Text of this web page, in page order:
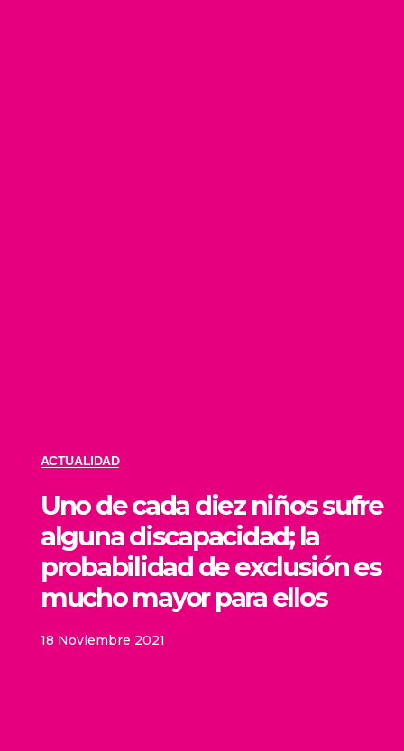
ACTUALIDAD
Uno de cada diez niños sufre
alguna discapacidad; la
probabilidad de exclusión es
mucho mayor para ellos
18 Noviembre 2021